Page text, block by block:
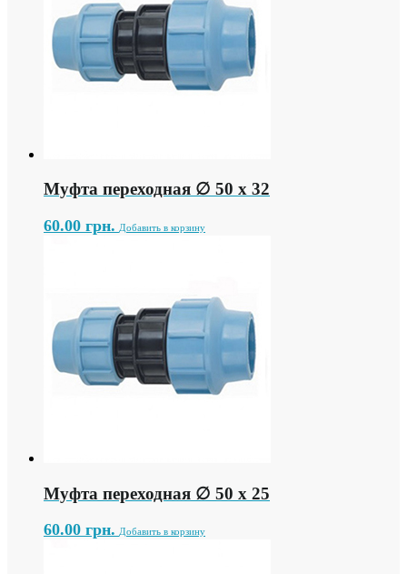
Муфта переходная ∅ 50 х 32
60.00 грн. Добавить в корзину
Муфта переходная ∅ 50 х 25
60.00 грн. Добавить в корзину